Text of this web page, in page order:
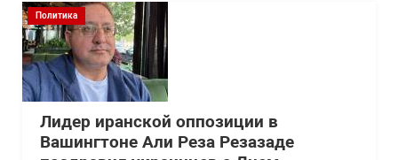
Политика
Лидер иранской оппозиции в
Вашингтоне Али Реза Резазаде